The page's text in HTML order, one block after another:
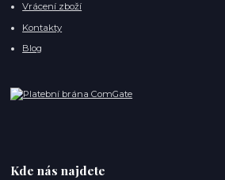
Vrácení zboží
Kontakty
Blog
Kde nás najdete